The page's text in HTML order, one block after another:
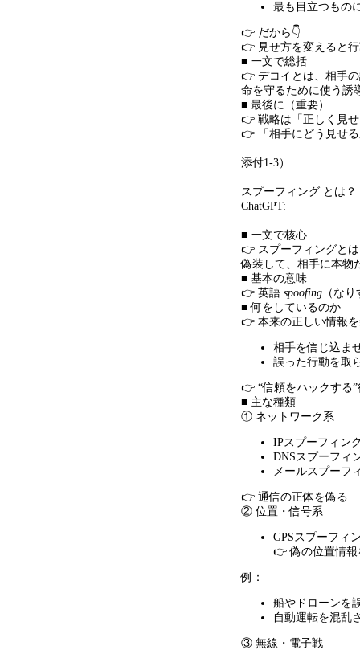
最も目立つもの
👉 だから👇
👉 見せ方を変えると
■ 一文で総括
👉 デコイとは、相手
命を守るために使う誘
■ 最後に（重要）
👉 戦略は「正しく見
👉 「相手にどう見せ
添付1-3）
スプーフィング とは？
ChatGPT:
■ 一文で核心
👉 スプーフィングと
偽装して、相手に本物
■ 基本の意味
👉 英語 spoofing （な
■ 何をしているのか
👉 本来の正しい情報を
相手を信じ込ま
誤った行動を取
👉 “信頼をハックする”
■ 主な種類
① ネットワーク系
IPスプーフィン
DNSスプーフィ
メールスプーフ
👉 通信の正体を偽る
② 位置・信号系
GPSスプーフィ
👉 偽の位置情報
例：
船やドローンを
自動運転を混乱
③ 無線・電子戦